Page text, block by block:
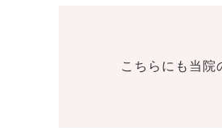
こちらにも当院